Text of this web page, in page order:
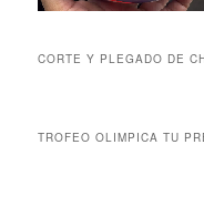
CORTE Y PLEGADO DE
TROFEO OLIMPICA TU